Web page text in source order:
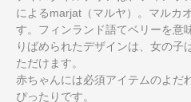
によるmarjat（マルヤ）。マルカ
す。フィンランド語てベリーを意
りばめられたデザインは、女の子
ただけます。
赤ちゃんには必須アイテムのよだ
ぴったりです。